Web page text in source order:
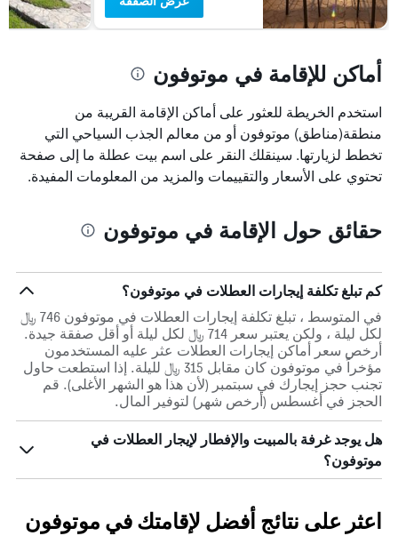
أماكن للإقامة في موتوفون
استخدم الخريطة للعثور على أماكن الإقامة القريبة من
منطقة(مناطق) موتوفون أو من معالم الجذب السياحي التي
تخطط لزيارتها. سينقلك النقر على اسم بيت عطلة ما إلى صفحة
تحتوي على الأسعار والتقييمات والمزيد من المعلومات المفيدة.
حقائق حول الإقامة في موتوفون
كم تبلغ تكلفة إيجارات العطلات في موتوفون؟
في المتوسط ، تبلغ تكلفة إيجارات العطلات في موتوفون 746 ﷼
لكل ليلة ، ولكن يعتبر سعر 714 ﷼ لكل ليلة أو أقل صفقة جيدة.
أرخص سعر أماكن إيجارات العطلات عثر عليه المستخدمون
مؤخراً في موتوفون كان مقابل 315 ﷼ لليلة. إذا استطعت حاول
تجنب حجز إيجارك في سبتمبر (لأن هذا هو الشهر الأغلى). قم
الحجز في أغسطس (أرخص شهر) لتوفير المال.
هل يوجد غرفة بالمبيت والإفطار لإيجار العطلات في
موتوفون؟
اعثر على نتائج أفضل لإقامتك في موتوفون